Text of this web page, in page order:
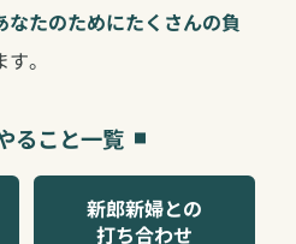
なたのためにたくさんの負
。
ること一覧
新郎新婦との
打ち合わせ